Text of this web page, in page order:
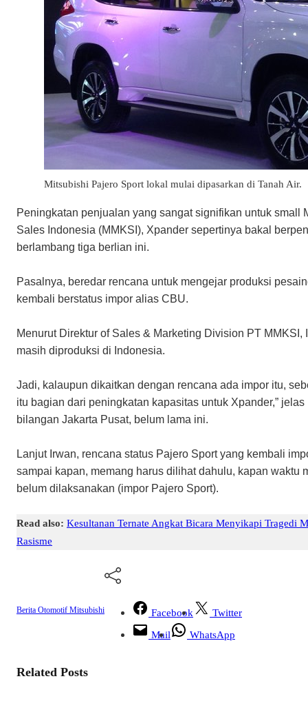
Mitsubishi Pajero Sport lokal mulai dipasarkan di Tanah Air.
Peningkatan penjualan yang sangat signifikan untuk small
Sales Indonesia (MMKSI), Xpander sepertinya bakal
berlambang tiga berlian ini.
Pasalnya, beredar rencana untuk mengejar produksi
kembali berstatus impor alias CBU.
Menurut Direktur of Sales & Marketing Division PT
masih diproduksi di Indonesia.
Jadi, kalaupun dikaitkan dengan rencana ada impor itu,
itu bagian dari peningkatan kapasitas untuk Xpander,”
bilangan Jakarta Pusat, belum lama ini.
Lanjut Irwan, rencana status Pajero Sport yang kembali
sampai kapan, memang harus dilihat dahulu, kapan waktu
belum dilaksanakan (impor Pajero Sport).
Read also: Kesultanan Ternate Angkat Bicara Menyikapi Tragedi
Rasisme
Berita Otomotif Mitsubishi Facebook
Twitter
Mail
WhatsApp
Related Posts